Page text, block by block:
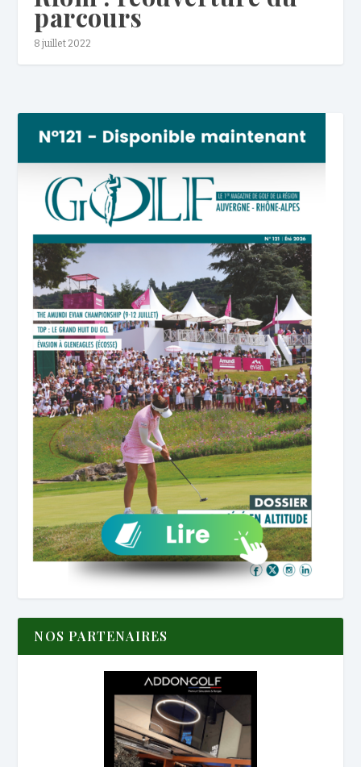
parcours
8 juillet 2022
NOS PARTENAIRES